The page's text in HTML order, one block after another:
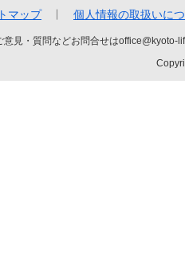
マップ 個人情報の取扱いに
意見・質問などお問合せは